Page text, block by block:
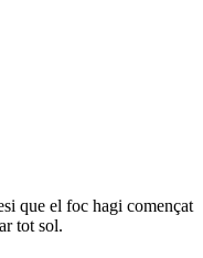
que el foc hagi començat
tot sol.